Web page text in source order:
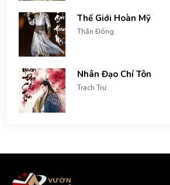
Thế Giới Hoàn Mỹ
Thần Đông
Nhân Đạo Chí Tôn
Trạch Trư